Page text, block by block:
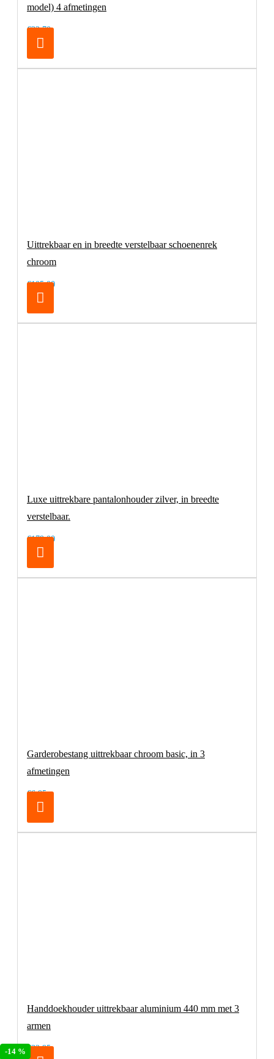
model) 4 afmetingen
€32,70
Uittrekbaar en in breedte verstelbaar schoenenrek
chroom
€105,00
Luxe uittrekbare pantalonhouder zilver, in breedte
verstelbaar.
€179,00
Garderobestang uittrekbaar chroom basic, in 3
afmetingen
€6,95
Handdoekhouder uittrekbaar aluminium 440 mm met 3
armen
€32,95
-14 %